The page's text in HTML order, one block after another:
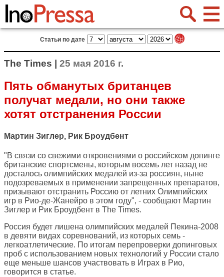
Статьи по дате
The Times | 25 мая 2016 г.
Пять обманутых британцев
получат медали, но они также
хотят отстранения России
Мартин Зиглер, Рик Броудбент
"В связи со свежими откровениями о российском допинге
британские спортсмены, которым восемь лет назад не
досталось олимпийских медалей из-за россиян, ныне
подозреваемых в применении запрещенных препаратов,
призывают отстранить Россию от летних Олимпийских
игр в Рио-де-Жанейро в этом году", - сообщают Мартин
Зиглер и Рик Броудбент в The Times.
Россия будет лишена олимпийских медалей Пекина-2008
в девяти видах соревнований, из которых семь -
легкоатлетические. По итогам перепроверки допинговых
проб с использованием новых технологий у России стало
еще меньше шансов участвовать в Играх в Рио,
говорится в статье.